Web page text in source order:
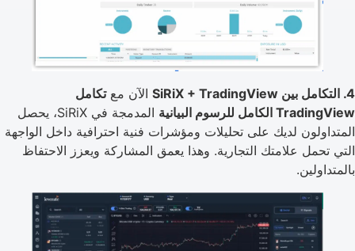
4. التكامل بين SiRiX + TradingView الآن معتكامل
TradingView الكامل للرسوم البيانية
المدمجة في SiRiX، يحصل
المتداولون لديك على تحليلات ومؤشرات فنية احترافية داخل الواجهة
التي تحمل علامتك التجارية. وهذا يعمق المشاركة ويعزز الاحتفاظ
بالمتداولين.